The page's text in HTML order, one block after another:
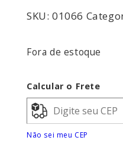
SKU: 01066
Fora de estoque
Calcular o Frete
Não sei meu CEP